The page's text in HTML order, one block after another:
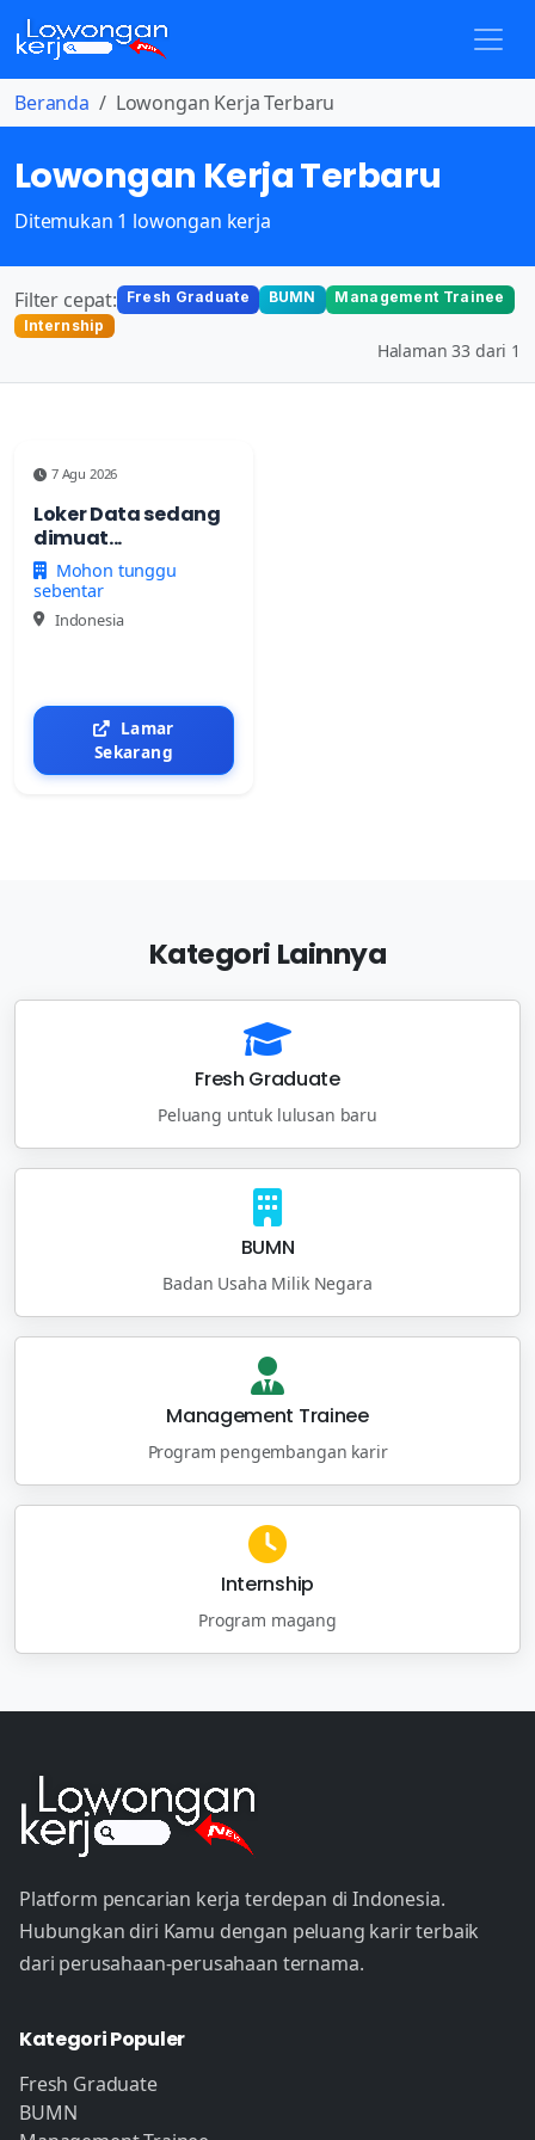
Beranda Lowongan Kerja Terbaru
Lowongan Kerja Terbaru
Ditemukan 1 lowongan kerja
Filter cepat: Fresh Graduate BUMN
Management Trainee
Internship
Halaman 33 dari 1
7 Agu 2026
Loker Data sedang
dimuat...
Mohon tunggu
sebentar
Indonesia
Lamar
Sekarang
Kategori Lainnya
Fresh Graduate
Peluang untuk lulusan baru
BUMN
Badan Usaha Milik Negara
Management Trainee
Program pengembangan karir
Internship
Program magang
Platform pencarian kerja terdepan di Indonesia.
Hubungkan diri Kamu dengan peluang karir terbaik
dari perusahaan-perusahaan ternama.
Kategori Populer
Fresh Graduate
BUMN